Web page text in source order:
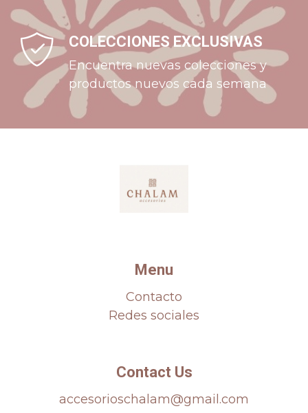
COLECCIONES EXCLUSIVAS
Encuentra nuevas colecciones y
productos nuevos cada semana
Menu
Contacto
Redes sociales
Contact Us
accesorioschalam@gmail.com